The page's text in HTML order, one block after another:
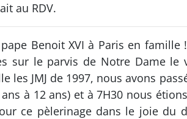
au RDV.
Benoit XVI à Paris en
sur le parvis de Notre Dame
les JMJ de 1997, nous avons
à 12 ans) et à 7H30 nous
ce pèlerinage dans le joie du